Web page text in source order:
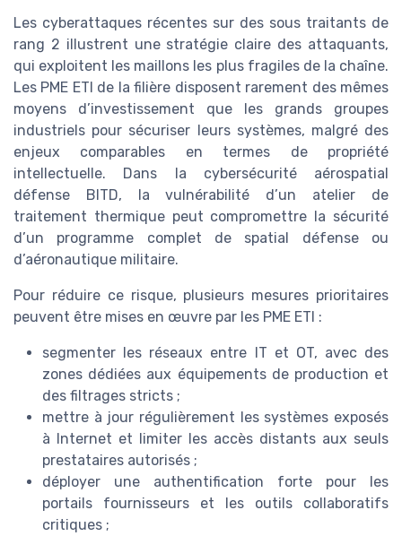
Les cyberattaques récentes sur des sous traitants de
rang 2 illustrent une stratégie claire des attaquants,
qui exploitent les maillons les plus fragiles de la chaîne.
Les PME ETI de la filière disposent rarement des mêmes
moyens d’investissement que les grands groupes
industriels pour sécuriser leurs systèmes, malgré des
enjeux comparables en termes de propriété
intellectuelle. Dans la cybersécurité aérospatial
défense BITD, la vulnérabilité d’un atelier de
traitement thermique peut compromettre la sécurité
d’un programme complet de spatial défense ou
d’aéronautique militaire.
Pour réduire ce risque, plusieurs mesures prioritaires
peuvent être mises en œuvre par les PME ETI :
segmenter les réseaux entre IT et OT, avec des
zones dédiées aux équipements de production et
des filtrages stricts ;
mettre à jour régulièrement les systèmes exposés
à Internet et limiter les accès distants aux seuls
prestataires autorisés ;
déployer une authentification forte pour les
portails fournisseurs et les outils collaboratifs
critiques ;